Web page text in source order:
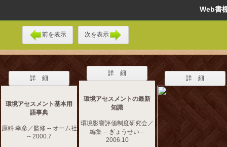
Web
前を表示 次を表示
詳 細
環境アセスメント基本用
語事典
原科 幸彦／監修 -- オーム社
-- 2000.7
詳 細
環境アセスメントの最新
知識
環境影響評価制度研究会／
編集 -- ぎょうせい --
2006.10
詳 細